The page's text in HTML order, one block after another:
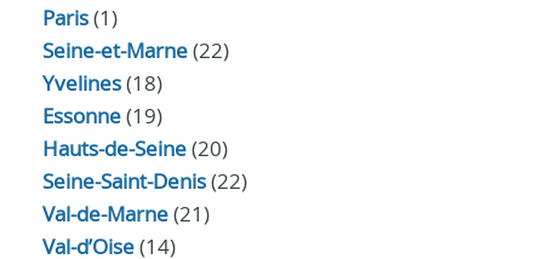
Paris(1)
Seine-et-Marne(22)
Yvelines(18)
Essonne(19)
Hauts-de-Seine(20)
Seine-Saint-Denis(22)
Val-de-Marne(21)
Val-d’Oise(14)